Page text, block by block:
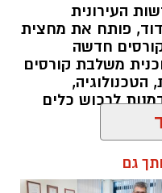
העירונית
פותח את מחצית
סדרת קורסים חדשה
משלבת קורסים
לרכוש כלים
גם